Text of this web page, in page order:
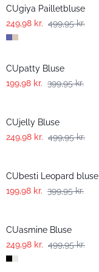
CUgiya Pailletbluse
249,98 kr. 499,95 kr.
-50%
CUpatty Bluse
199,98 kr. 399,95 kr.
CUjelly Bluse
249,98 kr. 499,95 kr.
CUbesti Leopard bluse
199,98 kr. 399,95 kr.
CUasmine Bluse
249,98 kr. 499,95 kr.
-50%